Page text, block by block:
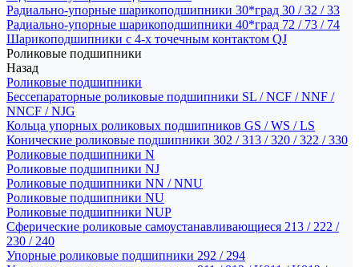
Радиально-упорные шарикоподшипники 30*град 30 / 32 / 33
Радиально-упорные шарикоподшипники 40*град 72 / 73 / 74
Шарикоподшипники с 4-х точечным контактом QJ
Роликовые подшипники
Назад
Роликовые подшипники
Бессепараторные роликовые подшипники SL / NCF / NNF /
NNCF / NJG
Кольца упорных роликовых подшипников GS / WS / LS
Конические роликовые подшипники 302 / 313 / 320 / 322 / 330
Роликовые подшипники N
Роликовые подшипники NJ
Роликовые подшипники NN / NNU
Роликовые подшипники NU
Роликовые подшипники NUP
Сферические роликовые самоустанавливающиеся 213 / 222 /
230 / 240
Упорные роликовые подшипники 292 / 294